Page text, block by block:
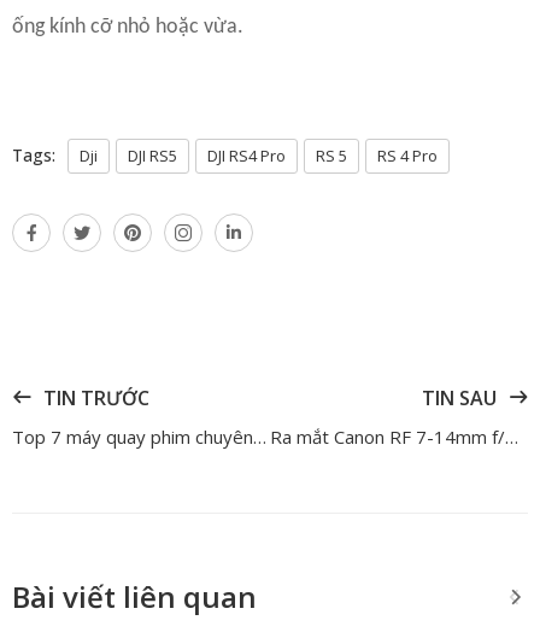
ống kính cỡ nhỏ hoặc vừa.
Tags: Dji DJI RS5 DJI RS4 Pro RS 5 RS 4 Pro
TIN TRƯỚC
Top 7 máy quay phim chuyên nghiệp đáng đầu tư nhất hiện nay
TIN SAU
Ra mắt Canon RF 7-14mm f/2.8-3.5L Fisheye STM | Lens 190° Đầu Tiên Cho Hệ RF
Bài viết liên quan